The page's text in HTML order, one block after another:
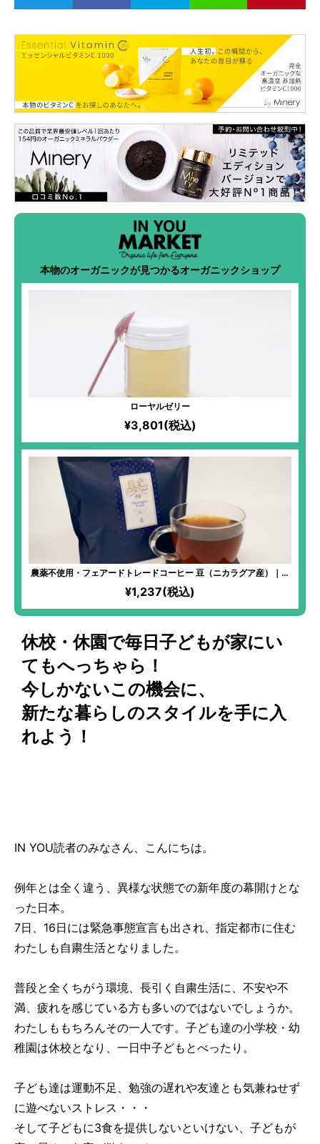
本物のオーガニックが見つかるオーガニックショップ
ローヤルゼリー
¥3,801(税込)
農薬不使用・フェアードトレードコーヒー 豆（ニカラグア産）｜実
は汚れたままだった生豆を50℃のお湯で洗ってから焙煎すること
で、雑味のないスッキリとした味わいに！コーヒーは体質に合わな
いという方にも一度試してほしい！
¥1,237(税込)
休校・休園で毎日子どもが家にい
てもへっちゃら！
今しかないこの機会に、
新たな暮らしのスタイルを手に入
れよう！
IN YOU読者のみなさん、こんにちは。
例年とは全く違う、異様な状態での新年度の幕開けとな
った日本。
7日、16日には緊急事態宣言も出され、指定都市に住む
わたしも自粛生活となりました。
普段と全くちがう環境、長引く自粛生活に、不安や不
満、疲れを感じている方も多いのではないでしょうか。
わたしももちろんその一人です。子ども達の小学校・幼
稚園は休校となり、一日中子どもとべったり。
子ども達は運動不足、勉強の遅れや友達とも気兼ねせず
に遊べないストレス・・・
そして子どもに3食を提供しないといけない、子どもが